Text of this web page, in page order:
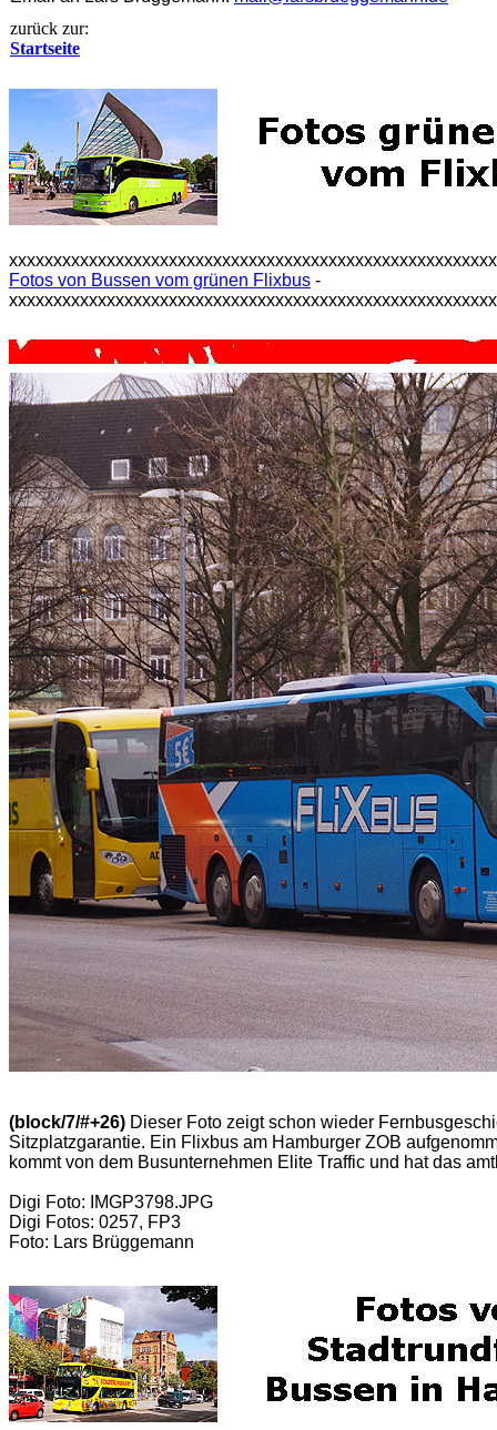
zurück zur:
Startseite
Fotos von Bussen vom grünen Flixbus -
(block/7/#+26) Dieser Foto zeigt schon wieder
Sitzplatzgarantie. Ein Flixbus am Hamburger ZOB
kommt von dem Busunternehmen Elite Traffic und hat das
Digi Foto: IMGP3798.JPG
Digi Fotos: 0257, FP3
Foto: Lars Brüggemann